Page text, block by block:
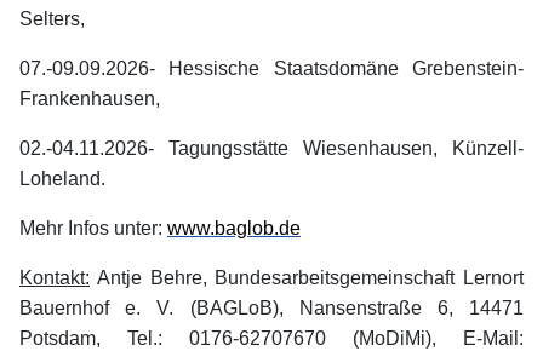
Selters,
07.-09.09.2026- Hessische Staatsdomäne Grebenstein-
Frankenhausen,
02.-04.11.2026- Tagungsstätte Wiesenhausen, Künzell-
Loheland.
Mehr Infos unter: www.baglob.de
Kontakt: Antje Behre, Bundesarbeitsgemeinschaft Lernort
Bauernhof e. V. (BAGLoB), Nansenstraße 6, 14471
Potsdam, Tel.: 0176-62707670 (MoDiMi), E-Mail: